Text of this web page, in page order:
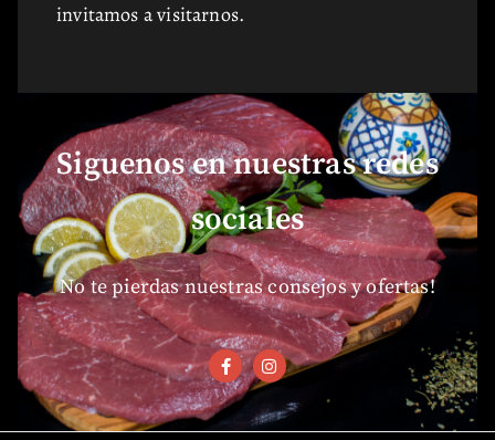
invitamos a visitarnos.
Siguenos en nuestras redes
sociales
No te pierdas nuestras consejos y ofertas!